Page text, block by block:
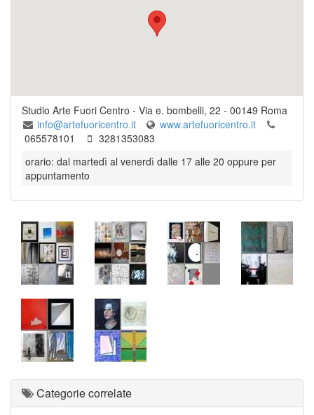
Studio Arte Fuori Centro - Via e. bombelli, 22 - 00149 Roma
info@artefuoricentro.it
www.artefuoricentro.it
065578101
3281353083
orario: dal martedì al venerdì dalle 17 alle 20 oppure per
appuntamento
Categorie correlate